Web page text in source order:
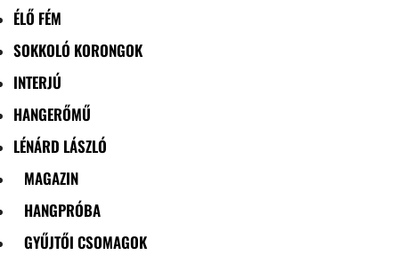
ÉLŐ FÉM
SOKKOLÓ KORONGOK
INTERJÚ
HANGERŐMŰ
LÉNÁRD LÁSZLÓ
MAGAZIN
HANGPRÓBA
GYŰJTŐI CSOMAGOK